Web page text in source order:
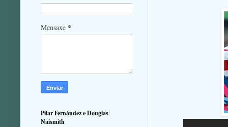
Mensaxe *
Pilar Fernández e Douglas
Naismith